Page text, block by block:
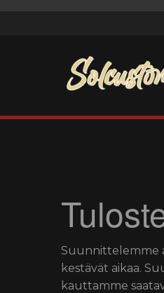
Suunnittelemme
kestävät aikaa.
kauttamme